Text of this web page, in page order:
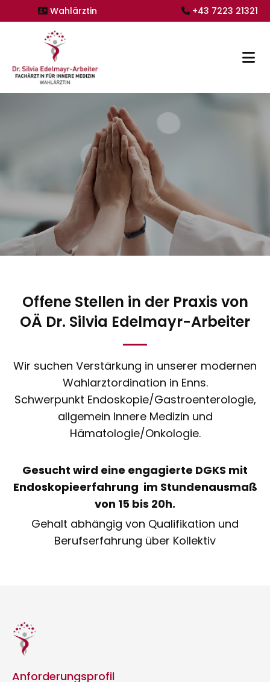
 Wahlärztin  +43 7223 21321
Offene Stellen in der Praxis von
OÄ Dr. Silvia Edelmayr-Arbeiter
Wir suchen Verstärkung in unserer modernen
Wahlarztordination in Enns.
Schwerpunkt Endoskopie/Gastroenterologie,
allgemein Innere Medizin und
Hämatologie/Onkologie.
Gesucht wird eine engagierte DGKS mit
Endoskopieerfahrung im Stundenausmaß
von 15 bis 20h.
Gehalt abhängig von Qualifikation und
Berufserfahrung über Kollektiv
Anforderungsprofil